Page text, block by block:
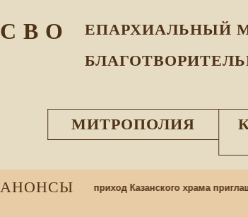
С В О ЕПАРХИАЛЬНЫЙ
МИТРОПОЛИЯ
АНОНСЫшколу: приход Казанского храма